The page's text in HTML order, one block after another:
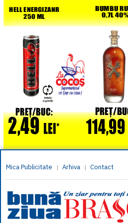
Mica Publicitate | Arhiva | Contact